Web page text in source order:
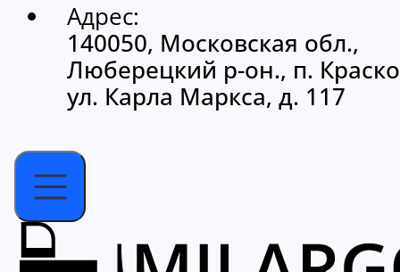
Адрес:
140050, Московская обл.,
Люберецкий р-он., п.
ул. Карла Маркса, д. 117